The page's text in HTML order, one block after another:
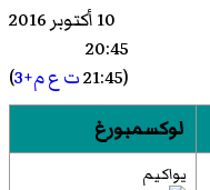
10 أكتوبر 2016
20:45
(21:45
ت ع م+3 )
لوكسمبورغ
يواكيم